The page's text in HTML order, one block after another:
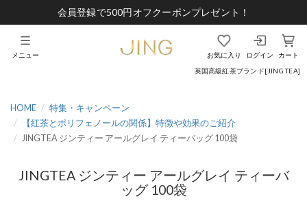
会員登録で500円オフクーポンプレゼント！
英国高級紅茶ブランド[JING TEA]
お気に入り ログイン カート
メニュー
HOME
特集・キャンペーン
【紅茶とポリフェノールの関係】特徴や効果のご紹介
JINGTEA ジンティー アールグレイ ティーバッグ 100袋
JINGTEA ジンティー アールグレイ ティーバ
ッグ 100袋